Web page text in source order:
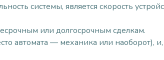
системы, является скорость
или долгосрочным сделкам.
автомата — механика или наоборот),